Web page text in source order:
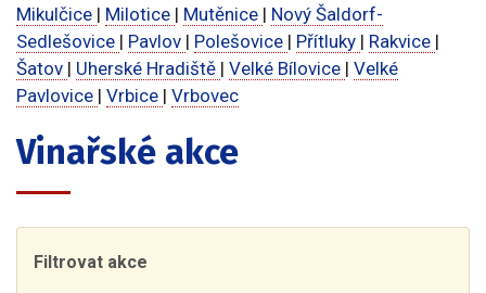
Mikulčice | Milotice | Mutěnice | Nový Šaldorf-
Sedlešovice | Pavlov | Polešovice | Přítluky | Rakvice |
Šatov | Uherské Hradiště | Velké Bílovice | Velké
Pavlovice | Vrbice | Vrbovec
Vinařské akce
Filtrovat akce